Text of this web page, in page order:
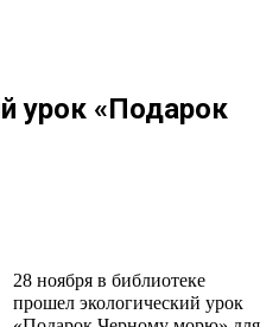
урок «Подарок
28 ноября в библиотеке
прошел экологический урок